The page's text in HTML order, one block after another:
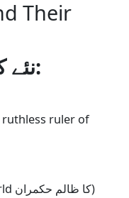
Their
نئے کردار اور ان کے اداکار:
ruthless ruler of
(Outworld کا ظالم حکمران)